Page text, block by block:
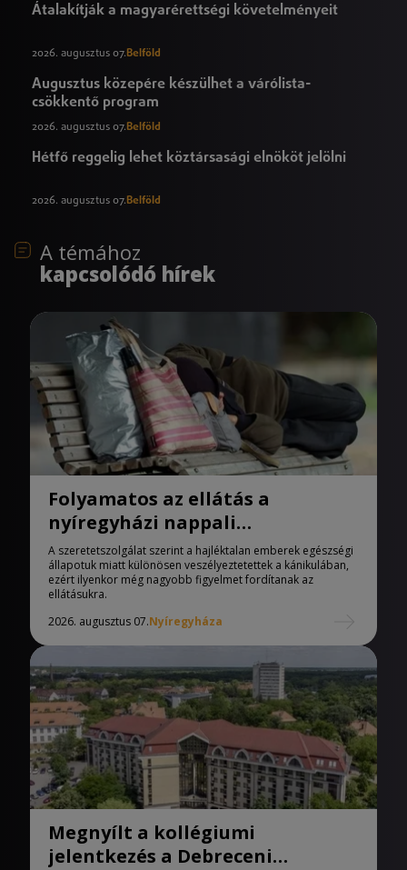
Átalakítják a magyarérettségi követelményeit
2026. augusztus 07.Belföld
Augusztus közepére készülhet a várólista-
csökkentő program
2026. augusztus 07.Belföld
Hétfő reggelig lehet köztársasági elnököt jelölni
2026. augusztus 07.Belföld
A témához
kapcsolódó hírek
Folyamatos az ellátás a
nyíregyházi nappali
melegedőben
A szeretetszolgálat szerint a hajléktalan emberek egészségi
állapotuk miatt különösen veszélyeztetettek a kánikulában,
ezért ilyenkor még nagyobb figyelmet fordítanak az
ellátásukra.
2026. augusztus 07.Nyíregyháza
Megnyílt a kollégiumi
jelentkezés a Debreceni